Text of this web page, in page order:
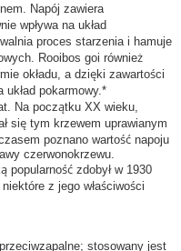
Napój zawiera
wpływa na układ
proces starzenia i hamuje
Rooibos goi również
okładu, a dzięki zawartości
układ pokarmowy.*
Na początku XX wieku,
się tym krzewem uprawianym
poznano wartość napoju
czerwonokrzewu.
popularność zdobył w 1930
z jego właściwości
stosowany jest